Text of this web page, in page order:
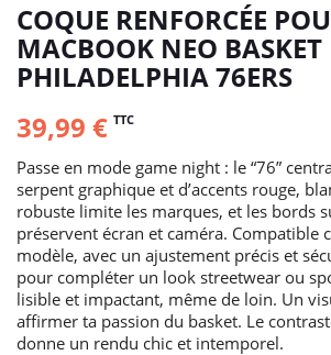
COQUE RENFORCÉE
MACBOOK NEO BASKET
PHILADELPHIA 76ERS
39,99 € TTC
Passe en mode game night : le “76”
serpent graphique et d’accents rouge,
robuste limite les marques, et les bords
préservent écran et caméra. Compatible
modèle, avec un ajustement précis et
pour compléter un look streetwear ou
lisible et impactant, même de loin. Un
affirmer ta passion du basket. Le
donne un rendu chic et intemporel.